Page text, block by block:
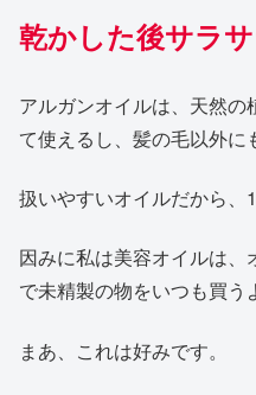
乾かした後サラ
アルガンオイルは、天然の
て使えるし、髪の毛以外に
扱いやすいオイルだから、
因みに私は美容オイルは、
で未精製の物をいつも買う
まあ、これは好みです。